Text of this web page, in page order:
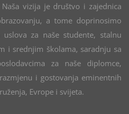
vizija je društvo i zajednica
a tome doprinosimo
za naše studente, stalnu
i srednjim školama, saradnju sa
za naše diplomce,
i gostovanja eminentnih
Evrope i svijeta.